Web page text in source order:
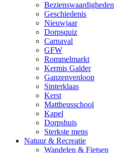
Bezienswaardigheden
Geschiedenis
Nieuwjaar
Dorpsquiz
Carnaval
GFW
Rommelmarkt
Kermis Galder
Ganzenvenloop
Sinterklaas
Kerst
Mattheusschool
Kapel
Dorpshuis
Sterkste mens
Natuur & Recreatie
Wandelen & Fietsen